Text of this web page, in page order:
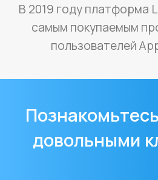
В 2019 году платформа
самым покупаемым
пользователей
довольными